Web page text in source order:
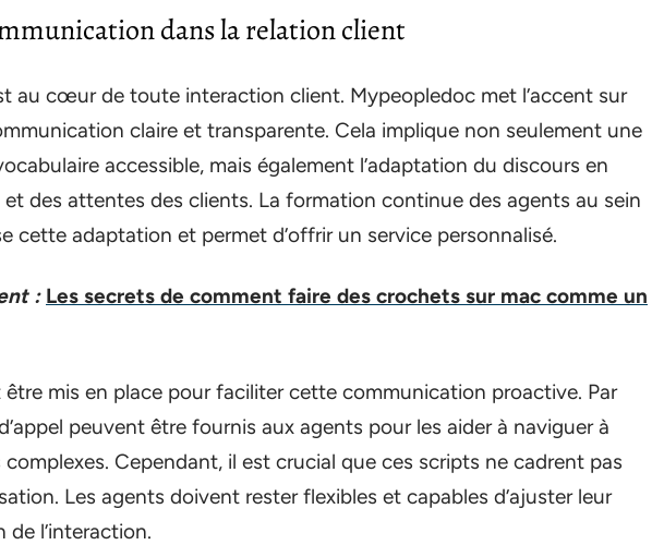
dans la relation client
au cœur de toute interaction client. Mypeopledoc met l’accent sur
claire et transparente. Cela implique non seulement une
accessible, mais également l’adaptation du discours en
des attentes des clients. La formation continue des agents au sein
cette adaptation et permet d’offrir un service personnalisé.
: Les secrets de comment faire des crochets sur mac comme un
mis en place pour faciliter cette communication proactive. Par
peuvent être fournis aux agents pour les aider à naviguer à
Cependant, il est crucial que ces scripts ne cadrent pas
Les agents doivent rester flexibles et capables d’ajuster leur
l’interaction.